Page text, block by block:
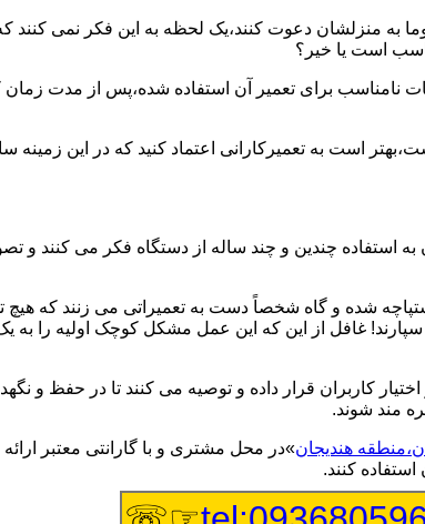
به منزلشان دعوت کنند،یک لحظه به این فکر نمی کنند
است یا خیر؟
نامناسب برای تعمیر آن استفاده شده،پس از مدت
است به تعمیرکارانی اعتماد کنید که در این
استفاده چندین و چند ساله از دستگاه فکر می کنند و
شده و گاه شخصاً دست به تعمیراتی می زنند که هیچ
سپارند! غافل از این که این عمل مشکل کوچک اولیه را
کاربران قرار داده و توصیه می کنند تا در حفظ
مند شوند.
هندیجان»در محل مشتری و با گارانتی معتبر
کنند.